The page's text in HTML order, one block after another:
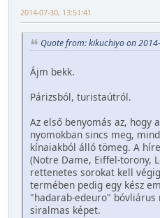
2014-07-30, 13:51:41
Quote from: kikuchiyo on
Ájm bekk.
Párizsból, turistaútról.
Az első benyomás az, hogy
nyomokban sincs meg,
kínaiakból álló tömeg. A
(Notre Dame, Eiffel-torony,
rettenetes sorokat kell
termében pedig egy kész
"hadarab-edeuro" bóvliárus
siralmas képet.